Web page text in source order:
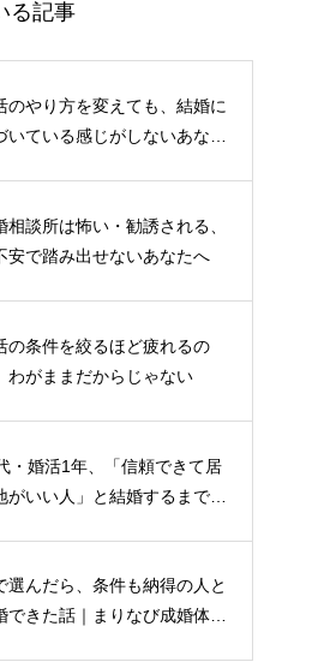
る記事
のやり方を変えても、結婚に
いている感じがしないあなた
相談所は怖い・勧誘される、
安で踏み出せないあなたへ
の条件を絞るほど疲れるの
わがままだからじゃない
・婚活1年、「信頼できて居
がいい人」と結婚するまで｜
選んだら、条件も納得の人と
できた話｜まりなび成婚体験